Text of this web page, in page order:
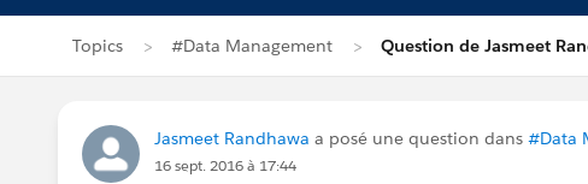
Topics #Data Management Question de Jasmeet
Jasmeet Randhawa a posé une question dans #Data
16 sept. 2016 à 17:44